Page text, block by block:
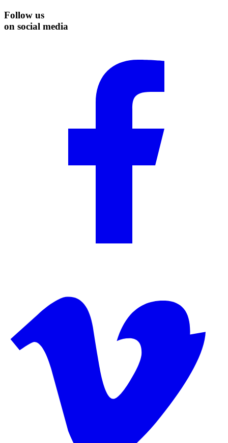
Follow us
on social media